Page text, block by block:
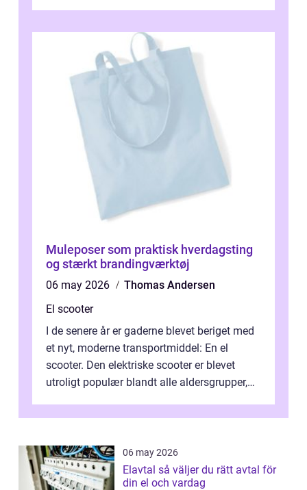
Muleposer som praktisk hverdagsting
og stærkt brandingværktøj
06 may 2026
Thomas Andersen
El scooter
I de senere år er gaderne blevet beriget med
et nyt, moderne transportmiddel: En el
scooter. Den elektriske scooter er blevet
utroligt populær blandt alle aldersgrupper,
06 may 2026
Elavtal så väljer du rätt avtal för
din el och vardag